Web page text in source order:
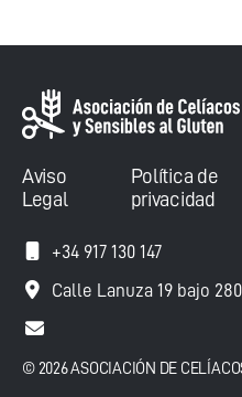
Aviso
Legal
Política de
privacidad
+34 917 130 147
Calle Lanuza 19 bajo
© 2026 ASOCIACIÓN DE